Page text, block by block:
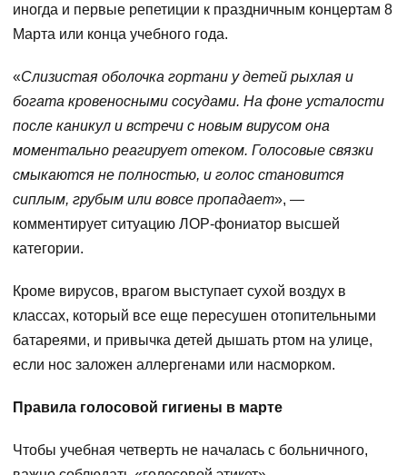
иногда и первые репетиции к праздничным концертам 8
Марта или конца учебного года.
«Слизистая оболочка гортани у детей рыхлая и
богата кровеносными сосудами. На фоне усталости
после каникул и встречи с новым вирусом она
моментально реагирует отеком. Голосовые связки
смыкаются не полностью, и голос становится
сиплым, грубым или вовсе пропадает», —
комментирует ситуацию ЛОР-фониатор высшей
категории.
Кроме вирусов, врагом выступает сухой воздух в
классах, который все еще пересушен отопительными
батареями, и привычка детей дышать ртом на улице,
если нос заложен аллергенами или насморком.
Правила голосовой гигиены в марте
Чтобы учебная четверть не началась с больничного,